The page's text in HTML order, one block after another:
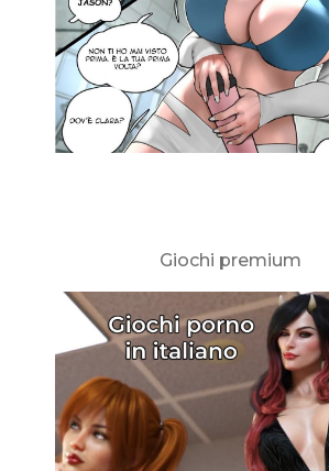
Giochi premium